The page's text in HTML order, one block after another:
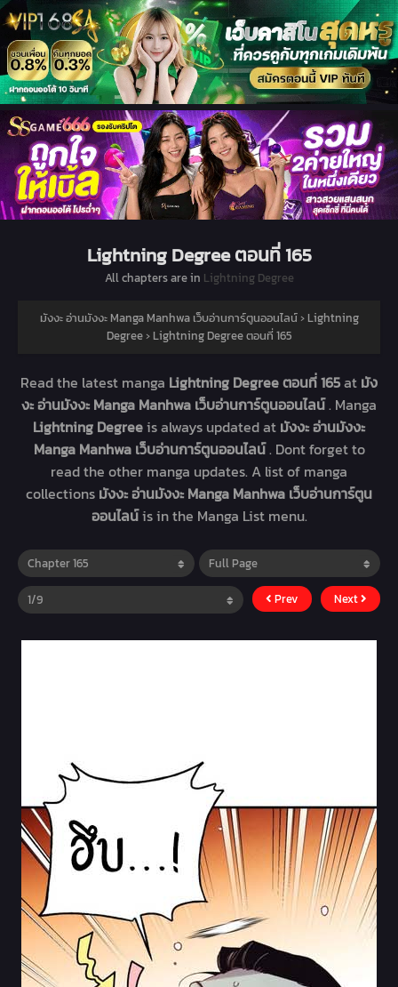
Lightning Degree ตอนที่ 165
All chapters are in Lightning Degree
มังงะ อ่านมังงะ Manga Manhwa เว็บอ่านการ์ตูนออนไลน์› Lightning
Degree› Lightning Degree ตอนที่ 165
Read the latest manga Lightning Degree ตอนที่ 165at มัง
งะ อ่านมังงะ Manga Manhwa เว็บอ่านการ์ตูนออนไลน์. Manga
Lightning Degreeis always updated at มังงะ อ่านมังงะ
Manga Manhwa เว็บอ่านการ์ตูนออนไลน์. Dont forget to
read the other manga updates. A list of manga
collections มังงะ อ่านมังงะ Manga Manhwa เว็บอ่านการ์ตูน
ออนไลน์is in the Manga List menu.
Prev Next